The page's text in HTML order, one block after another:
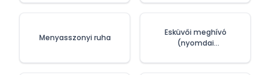
Menyasszonyi ruha
Esküvői meghívó
(nyomdai